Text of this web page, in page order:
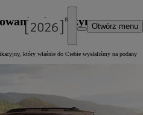
Otwórz menu
się naszym
który właśnie do Ciebie wysłaliśmy na podany